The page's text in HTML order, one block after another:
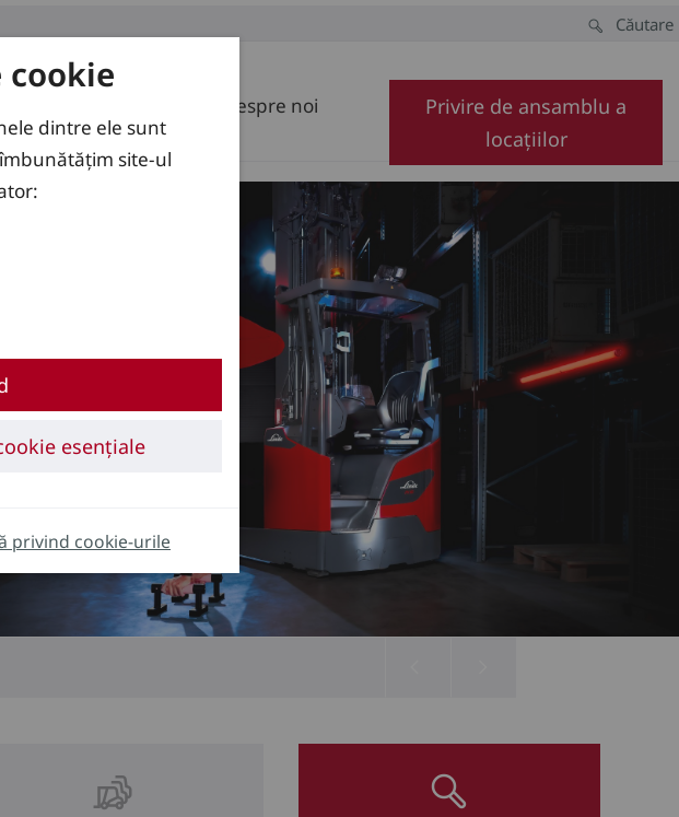
Despre noi
Căutare
Privire de ansamblu a
locațiilor
dintre ele sunt
site-ul
esențiale
privind cookie-urile